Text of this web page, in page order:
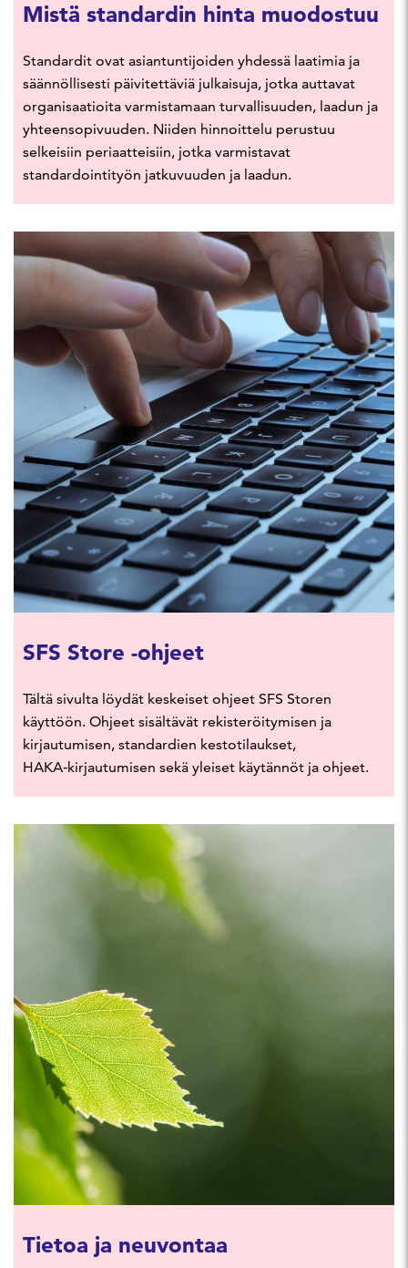
Mistä standardin hinta muodostuu
Standardit ovat asiantuntijoiden yhdessä laatimia ja
säännöllisesti päivitettäviä julkaisuja, jotka auttavat
organisaatioita varmistamaan turvallisuuden, laadun ja
yhteensopivuuden. Niiden hinnoittelu perustuu
selkeisiin periaatteisiin, jotka varmistavat
standardointityön jatkuvuuden ja laadun.
SFS Store -ohjeet
Tältä sivulta löydät keskeiset ohjeet SFS Storen
käyttöön. Ohjeet sisältävät rekisteröitymisen ja
kirjautumisen, standardien kestotilaukset,
HAKA‑kirjautumisen sekä yleiset käytännöt ja ohjeet.
Tietoa ja neuvontaa